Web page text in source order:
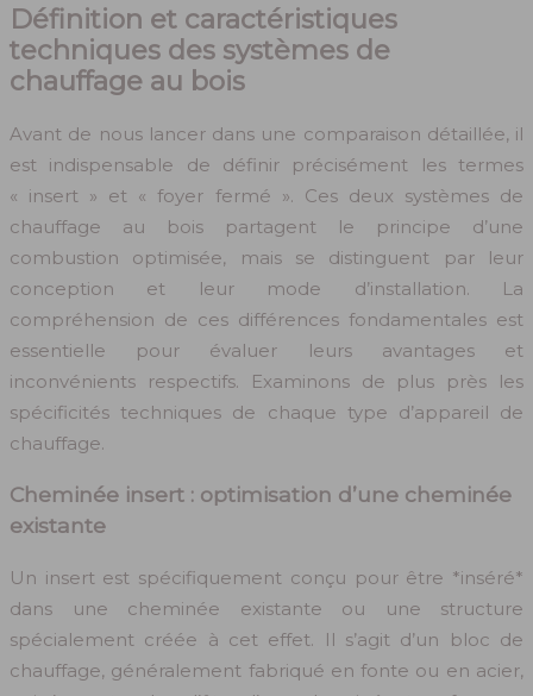
Définition et caractéristiques
techniques des systèmes de
chauffage au bois
Avant de nous lancer dans une comparaison détaillée, il
est indispensable de définir précisément les termes
« insert » et « foyer fermé ». Ces deux systèmes de
chauffage au bois partagent le principe d’une
combustion optimisée, mais se distinguent par leur
conception et leur mode d’installation. La
compréhension de ces différences fondamentales est
essentielle pour évaluer leurs avantages et
inconvénients respectifs. Examinons de plus près les
spécificités techniques de chaque type d’appareil de
chauffage.
Cheminée insert : optimisation d’une cheminée
existante
Un insert est spécifiquement conçu pour être *inséré*
dans une cheminée existante ou une structure
spécialement créée à cet effet. Il s’agit d’un bloc de
chauffage, généralement fabriqué en fonte ou en acier,